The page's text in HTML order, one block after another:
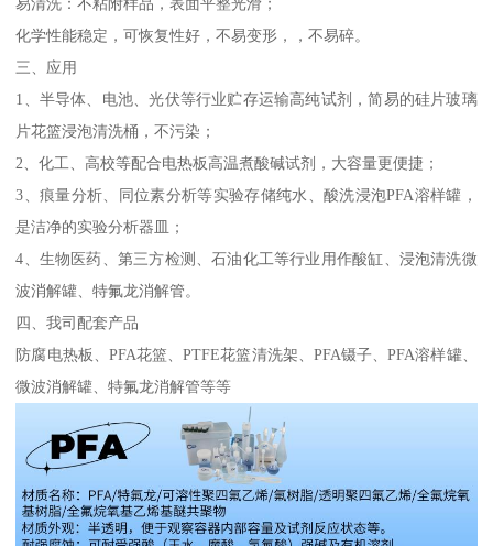
化学性能稳定，可恢复性好，不易变形，，不易碎。
三、应用
1、半导体、电池、光伏等行业贮存运输高纯试剂，简易的硅片玻璃
片花篮浸泡清洗桶，不污染；
2、化工、高校等配合电热板高温煮酸碱试剂，大容量更便捷；
3、痕量分析、同位素分析等实验存储纯水、酸洗浸泡PFA溶样罐，
是洁净的实验分析器皿；
4、生物医药、第三方检测、石油化工等行业用作酸缸、浸泡清洗微
波消解罐、特氟龙消解管。
四、我司配套产品
防腐电热板、PFA花篮、PTFE花篮清洗架、PFA镊子、PFA溶样罐、
微波消解罐、特氟龙消解管等等